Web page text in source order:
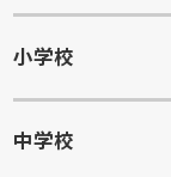
小学校
中学校